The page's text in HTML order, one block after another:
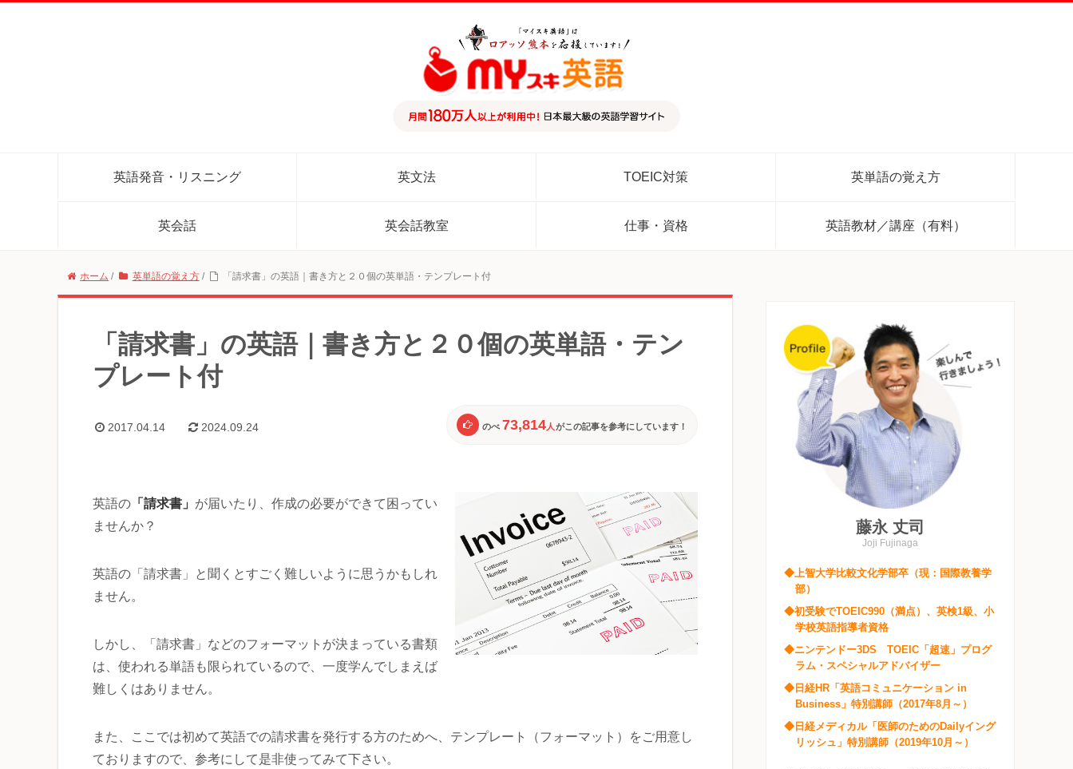
英語発音・リスニング 英文法 TOEIC対策 英単語の覚え方
英会話 英会話教室 仕事・資格 英語教材／講座（有料）
ホーム / 英単語の覚え方 / 「請求書」の英語｜書き方と２０個の英単語・テンプレート付
「請求書」の英語｜書き方と２０個の英単語・テン
プレート付
2017.04.14 2024.09.24 のべ 73,814人 がこの記事を参考にしています！
英語の 「請求書」 が届いたり、作成の必要ができて困ってい
ませんか？
英語の「請求書」と聞くとすごく難しいように思うかもしれ
ません。
しかし、「請求書」などのフォーマットが決まっている書類
は、使われる単語も限られているので、一度学んでしまえば
難しくはありません。
また、ここでは初めて英語での請求書を発行する方のためへ、テンプレート（フォーマット）をご用意し
ておりますので、参考にして是非使ってみて下さい。
藤永 丈司
Joji Fujinaga
◆上智大学比較文化学部卒（現：国際教養学
部）
◆初受験でTOEIC990（満点）、英検1級、小
学校英語指導者資格
◆ニンテンドー3DS TOEIC「超速」プログ
ラム・スペシャルアドバイザー
◆日経HR「英語コミュニケーション in
Business」特別講師（2017年8月～）
◆日経メディカル「医師のためのDailyイング
リッシュ」特別講師（2019年10月～）